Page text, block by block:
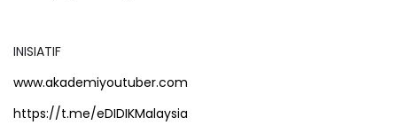
INISIATIF
www.akademiyoutuber.com
https://t.me/eDIDIKMalaysia